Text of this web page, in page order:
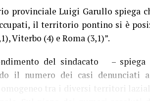
provinciale Luigi Garullo spiega
il territorio pontino si è
Viterbo (4) e Roma (3,1)”.
del sindacato –
il numero dei casi denunciati
omogeneo tra i diversi territori